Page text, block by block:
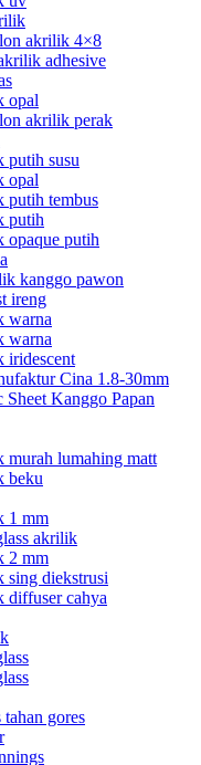
akrilik 4×8
adhesive
opal
akrilik perak
putih susu
opal
putih tembus
putih
opaque putih
kanggo pawon
ireng
warna
warna
iridescent
Cina 1.8-30mm
Kanggo Papan
murah lumahing matt
beku
1 mm
akrilik
2 mm
sing diekstrusi
diffuser cahya
gores